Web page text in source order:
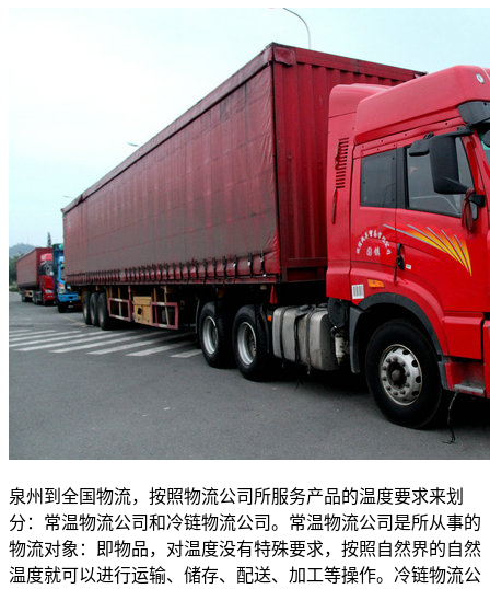
泉州到全国物流，按照物流公司所服务产品的温度要求来划
分：常温物流公司和冷链物流公司。常温物流公司是所从事的
物流对象：即物品，对温度没有特殊要求，按照自然界的自然
温度就可以进行运输、储存、配送、加工等操作。冷链物流公